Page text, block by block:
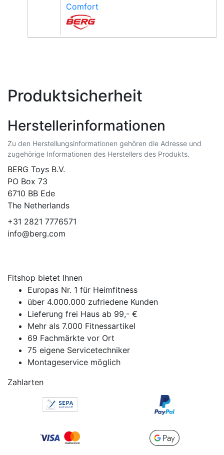
Comfort
Produktsicherheit
Herstellerinformationen
Zu den Herstellungsinformationen gehören die Adresse und
zugehörige Informationen des Herstellers des Produkts.
BERG Toys B.V.
​PO Box 73
6710 BB Ede
The Netherlands
+31 2821 7776571
info@berg.com
Fitshop bietet Ihnen
Europas Nr. 1 für Heimfitness
über 4.000.000 zufriedene Kunden
Lieferung frei Haus ab 99,- €
Mehr als 7.000 Fitnessartikel
69 Fachmärkte vor Ort
75 eigene Servicetechniker
Montageservice möglich
Zahlarten